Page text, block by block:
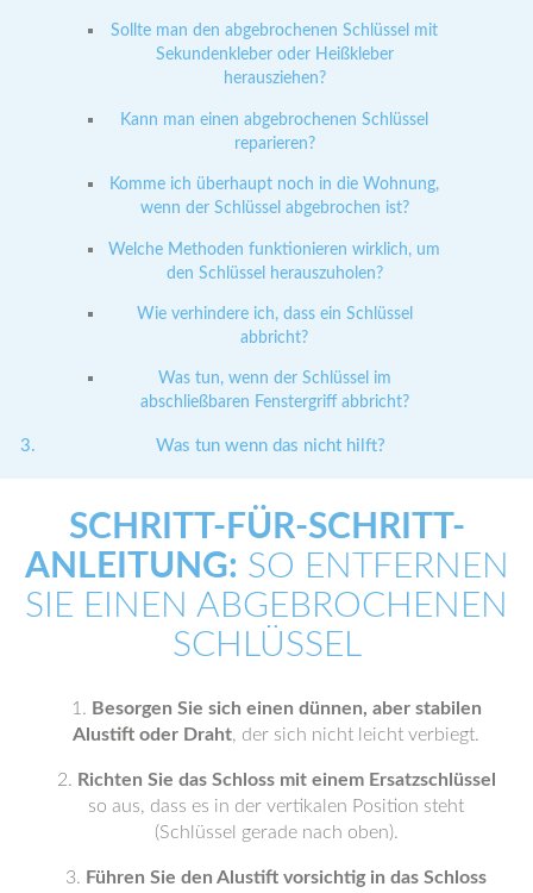
Sollte man den abgebrochenen Schlüssel mit
Sekundenkleber oder Heißkleber
herausziehen?
Kann man einen abgebrochenen Schlüssel
reparieren?
Komme ich überhaupt noch in die Wohnung,
wenn der Schlüssel abgebrochen ist?
Welche Methoden funktionieren wirklich, um
den Schlüssel herauszuholen?
Wie verhindere ich, dass ein Schlüssel
abbricht?
Was tun, wenn der Schlüssel im
abschließbaren Fenstergriff abbricht?
Was tun wenn das nicht hilft?
SCHRITT-FÜR-SCHRITT-
ANLEITUNG: SO ENTFERNEN
SIE EINEN ABGEBROCHENEN
SCHLÜSSEL
Besorgen Sie sich einen dünnen, aber stabilen
Alustift oder Draht, der sich nicht leicht verbiegt.
Richten Sie das Schloss mit einem Ersatzschlüssel
so aus, dass es in der vertikalen Position steht
(Schlüssel gerade nach oben).
Führen Sie den Alustift vorsichtig in das Schloss